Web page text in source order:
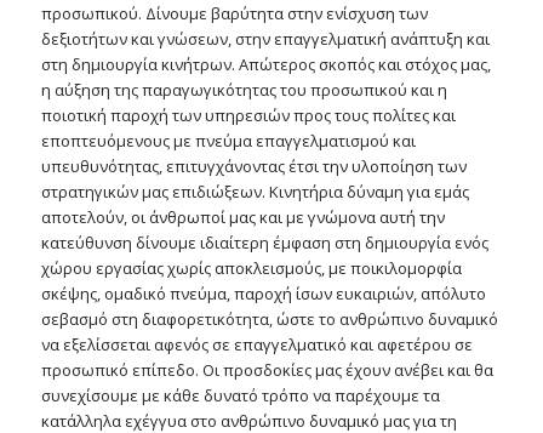
προσωπικού. Δίνουμε βαρύτητα στην ενίσχυση των
δεξιοτήτων και γνώσεων, στην επαγγελματική ανάπτυξη και
στη δημιουργία κινήτρων. Απώτερος σκοπός και στόχος μας,
η αύξηση της παραγωγικότητας του προσωπικού και η
ποιοτική παροχή των υπηρεσιών προς τους πολίτες και
εποπτευόμενους με πνεύμα επαγγελματισμού και
υπευθυνότητας, επιτυγχάνοντας έτσι την υλοποίηση των
στρατηγικών μας επιδιώξεων. Κινητήρια δύναμη για εμάς
αποτελούν, οι άνθρωποί μας και με γνώμονα αυτή την
κατεύθυνση δίνουμε ιδιαίτερη έμφαση στη δημιουργία ενός
χώρου εργασίας χωρίς αποκλεισμούς, με ποικιλομορφία
σκέψης, ομαδικό πνεύμα, παροχή ίσων ευκαιριών, απόλυτο
σεβασμό στη διαφορετικότητα, ώστε το ανθρώπινο δυναμικό
να εξελίσσεται αφενός σε επαγγελματικό και αφετέρου σε
προσωπικό επίπεδο. Οι προσδοκίες μας έχουν ανέβει και θα
συνεχίσουμε με κάθε δυνατό τρόπο να παρέχουμε τα
κατάλληλα εχέγγυα στο ανθρώπινο δυναμικό μας για τη